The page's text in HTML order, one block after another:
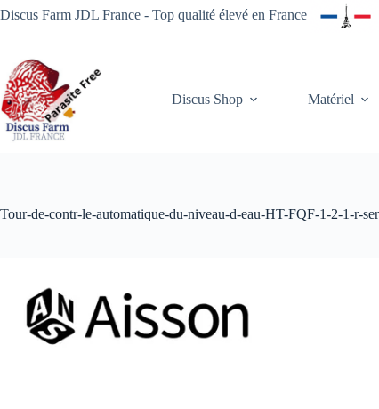
Passer
au
Discus Farm JDL France - Top qualité élevé en France
Discus Shop Matériel
Tour-de-contr-le-automatique-du-niveau-d-eau-HT-FQF-1-2-1-r-